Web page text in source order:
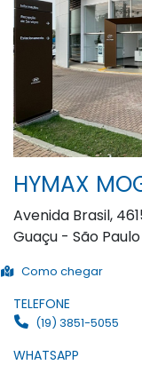
HYMAX
Avenida Brasil,
Guaçu - São Paulo
Como chegar
TELEFONE
(19) 3851-5055
WHATSAPP